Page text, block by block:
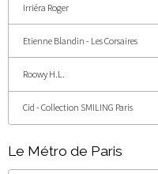
Irriéra Roger
Etienne Blandin - Les Corsaires
Roowy H.L.
Cid - Collection SMILING Paris
Le Métro de Paris